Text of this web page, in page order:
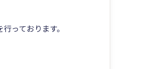
っております。
、会計資料の受け渡しや